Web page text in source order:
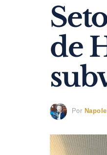
de
Por